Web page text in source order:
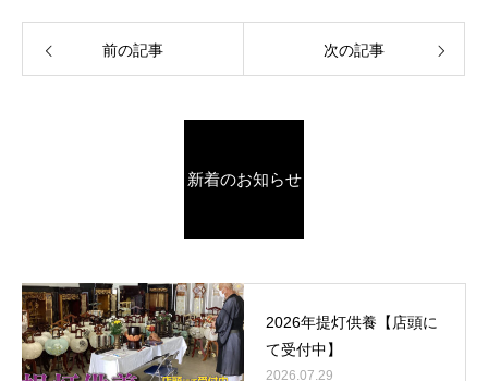
前の記事 次の記事
新着のお知らせ
2026年提灯供養【店頭に
て受付中】
2026.07.29